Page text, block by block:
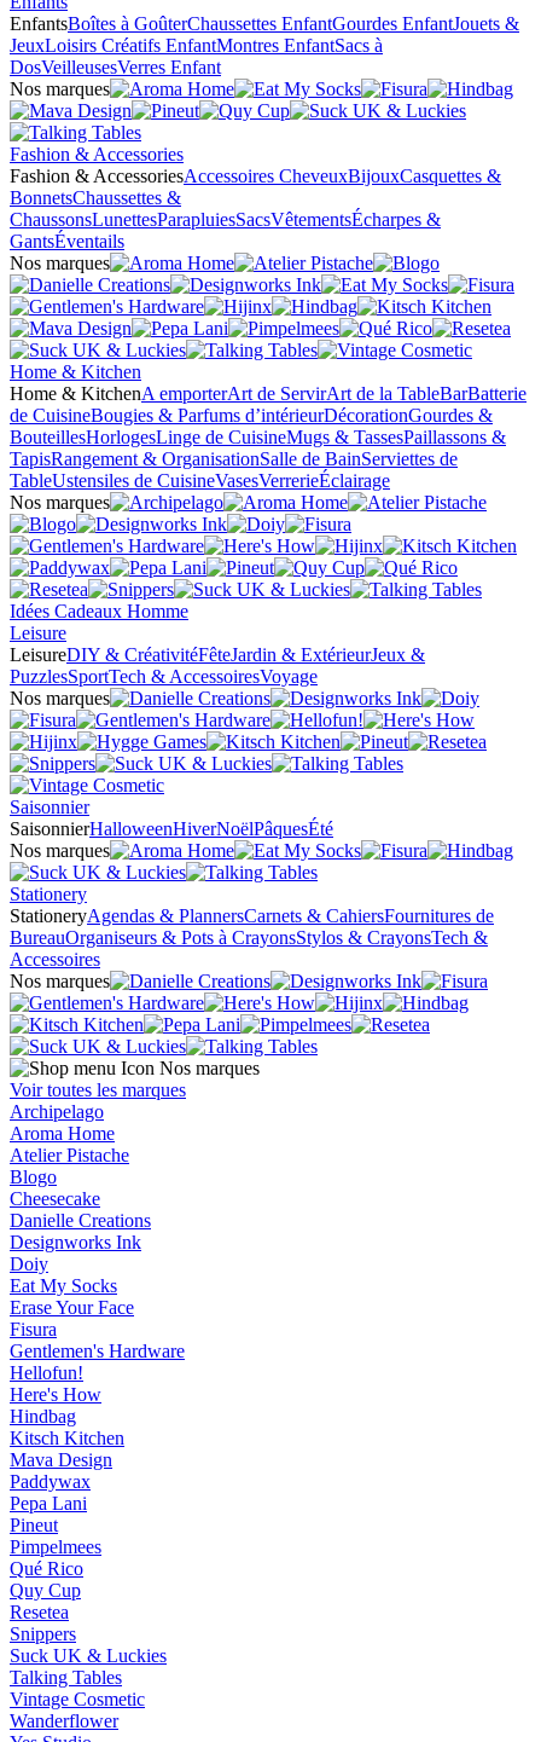
EnfantsBoîtes à GoûterChaussettes EnfantGourdes EnfantJouets &
JeuxLoisirs Créatifs EnfantMontres EnfantSacs à
DosVeilleusesVerres Enfant
Nos marques
Fashion & Accessories
Fashion & AccessoriesAccessoires CheveuxBijouxCasquettes &
BonnetsChaussettes &
ChaussonsLunettesParapluiesSacsVêtementsÉcharpes &
GantsÉventails
Nos marques
Home & Kitchen
Home & KitchenA emporterArt de ServirArt de la TableBarBatterie
de CuisineBougies & Parfums d’intérieurDécorationGourdes &
BouteillesHorlogesLinge de CuisineMugs & TassesPaillassons &
TapisRangement & OrganisationSalle de BainServiettes de
TableUstensiles de CuisineVasesVerrerieÉclairage
Nos marques
Idées Cadeaux Homme
Leisure
LeisureDIY & CréativitéFêteJardin & ExtérieurJeux &
PuzzlesSportTech & AccessoiresVoyage
Nos marques
Saisonnier
SaisonnierHalloweenHiverNoëlPâquesÉté
Nos marques
Stationery
StationeryAgendas & PlannersCarnets & CahiersFournitures de
BureauOrganiseurs & Pots à CrayonsStylos & CrayonsTech &
Accessoires
Nos marques
Nos marques
Voir toutes les marques
Archipelago
Aroma Home
Atelier Pistache
Blogo
Cheesecake
Danielle Creations
Designworks Ink
Doiy
Eat My Socks
Erase Your Face
Fisura
Gentlemen's Hardware
Hellofun!
Here's How
Hindbag
Kitsch Kitchen
Mava Design
Paddywax
Pepa Lani
Pineut
Pimpelmees
Qué Rico
Quy Cup
Resetea
Snippers
Suck UK & Luckies
Talking Tables
Vintage Cosmetic
Wanderflower